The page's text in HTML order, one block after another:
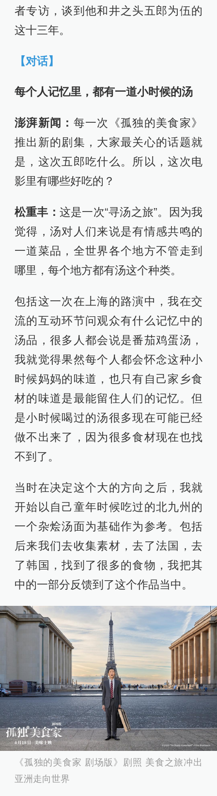
者专访，谈到他和井之头五郎为伍的
这十三年。
【对话】
每个人记忆里，都有一道小时候的汤
澎湃新闻： 每一次《孤独的美食家》
推出新的剧集，大家最关心的话题就
是，这次五郎吃什么。所以，这次电
影里有哪些好吃的？
松重丰： 这是一次“寻汤之旅”。因为我
觉得，汤对人们来说是有情感共鸣的
一道菜品，全世界各个地方不管走到
哪里，每个地方都有汤这个种类。
包括这一次在上海的路演中，我在交
流的互动环节问观众有什么记忆中的
汤品，很多人都会说是番茄鸡蛋汤，
我就觉得果然每个人都会怀念这种小
时候妈妈的味道，也只有自己家乡食
材的味道是最能留住人们的记忆。但
是小时候喝过的汤很多现在可能已经
做不出来了，因为很多食材现在也找
不到了。
当时在决定这个大的方向之后，我就
开始以自己童年时候吃过的北九州的
一个杂烩汤面为基础作为参考。包括
后来我们去收集素材，去了法国，去
了韩国，找到了很多的食物，我把其
中的一部分反馈到了这个作品当中。
《孤独的美食家 剧场版》剧照 美食之旅冲出
亚洲走向世界